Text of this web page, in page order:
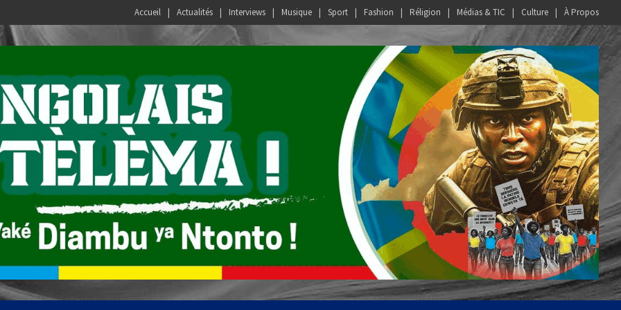
Accueil Actualités Interviews Musique Sport Fashion Réligion Médias & TIC Culture À Propos